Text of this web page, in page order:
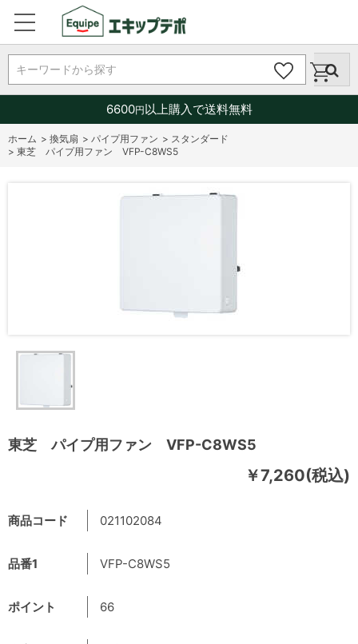
キーワードから探す
6600円以上購入で送料無料
ホーム > 換気扇 > パイプ用ファン > スタンダード
> 東芝 パイプ用ファン VFP-C8WS5
東芝 パイプ用ファン VFP-C8WS5
￥7,260(税込)
商品コード 021102084
品番1 VFP-C8WS5
ポイント 66